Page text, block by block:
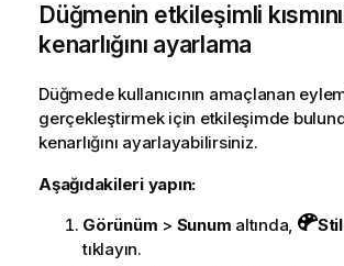
Düğmenin etkileşimli
kenarlığını ayarlama
Düğmede kullanıcının amaçlanan
gerçekleştirmek için etkileşimde
kenarlığını ayarlayabilirsiniz.
Aşağıdakileri yapın:
Görünüm > Sunum altında, Stil
tıklayın.